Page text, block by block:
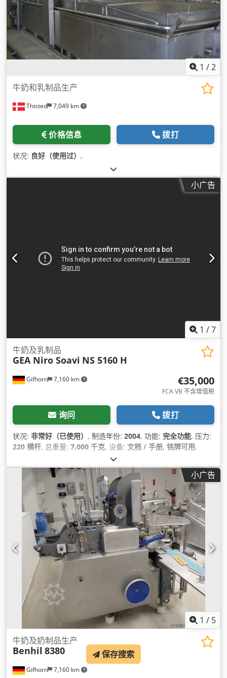
1 /2
Thisted 7,049 km
牛奶和乳制品生产
价格信息 拨打
状况: 良好（使用过） ,
小广告
1 /7
Gifhorn 7,160 km
牛奶及乳制品
GEA Niro Soavi NS 5160 H
€35,000
FCA VB 不含增值税
询问 拨打
状况: 非常好（已使用） , 制造年份: 2004, 功能: 完全功能, 压力:
220 横杆, 总重量: 7,000 千克, 设备: 文档 / 手册, 铭牌可用,
小广告
1 / 5
Gifhorn 7,160 km
牛奶及奶制品生产
Benhil 8380 保存搜索